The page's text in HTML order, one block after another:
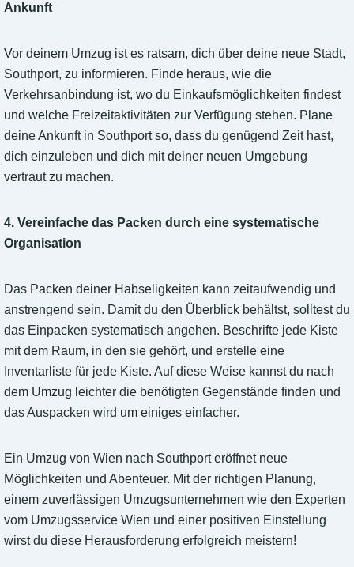
Ankunft
Vor deinem Umzug ist es ratsam, dich über deine neue Stadt,
Southport, zu informieren. Finde heraus, wie die
Verkehrsanbindung ist, wo du Einkaufsmöglichkeiten findest
und welche Freizeitaktivitäten zur Verfügung stehen. Plane
deine Ankunft in Southport so, dass du genügend Zeit hast,
dich einzuleben und dich mit deiner neuen Umgebung
vertraut zu machen.
4. Vereinfache das Packen durch eine systematische
Organisation
Das Packen deiner Habseligkeiten kann zeitaufwendig und
anstrengend sein. Damit du den Überblick behältst, solltest du
das Einpacken systematisch angehen. Beschrifte jede Kiste
mit dem Raum, in den sie gehört, und erstelle eine
Inventarliste für jede Kiste. Auf diese Weise kannst du nach
dem Umzug leichter die benötigten Gegenstände finden und
das Auspacken wird um einiges einfacher.
Ein Umzug von Wien nach Southport eröffnet neue
Möglichkeiten und Abenteuer. Mit der richtigen Planung,
einem zuverlässigen Umzugsunternehmen wie den Experten
vom Umzugsservice Wien und einer positiven Einstellung
wirst du diese Herausforderung erfolgreich meistern!